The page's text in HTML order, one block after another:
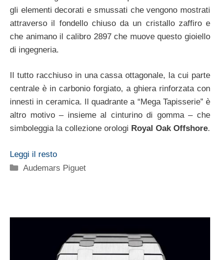
gli elementi decorati e smussati che vengono mostrati
attraverso il fondello chiuso da un cristallo zaffiro e
che animano il calibro 2897 che muove questo gioiello
di ingegneria.
Il tutto racchiuso in una cassa ottagonale, la cui parte
centrale è in carbonio forgiato, a ghiera rinforzata con
innesti in ceramica. Il quadrante a “Mega Tapisserie” è
altro motivo – insieme al cinturino di gomma – che
simboleggia la collezione orologi Royal Oak Offshore.
Leggi il resto
Categorie
Audemars Piguet